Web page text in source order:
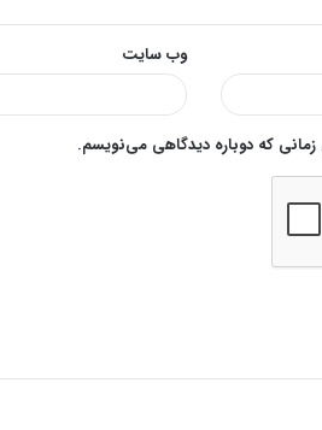
وب‌ سایت
زمانی که دوباره دیدگاهی می‌نویسم.